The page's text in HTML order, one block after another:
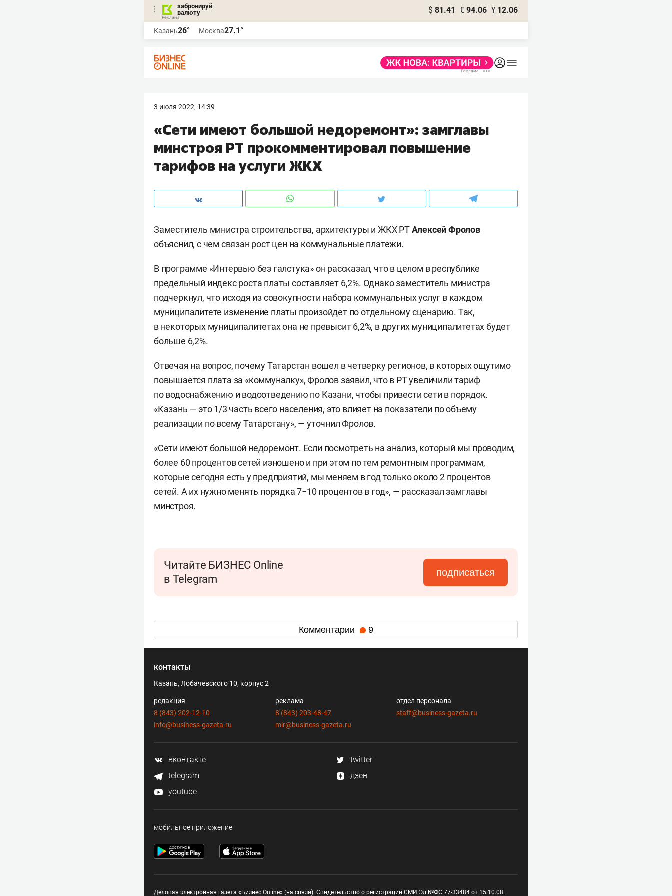
забронируй
валюту
$ 81.41 € 94.06 ¥ 12.06
Казань26° Москва27.1°
3 июля 2022, 14:39
«Сети имеют большой недоремонт»: замглавы
минстроя РТ прокомментировал повышение
тарифов на услуги ЖКХ
Заместитель министра строительства, архитектуры и ЖКХ РТАлексей Фролов
объяснил, с чем связан рост цен на коммунальные платежи.
В программе «Интервью без галстука» он рассказал, что в целом в республике
предельный индекс роста платы составляет 6,2%. Однако заместитель министра
подчеркнул, что исходя из совокупности набора коммунальных услуг в каждом
муниципалитете изменение платы произойдет по отдельному сценарию. Так,
в некоторых муниципалитетах она не превысит 6,2%, в других муниципалитетах будет
больше 6,2%.
Отвечая на вопрос, почему Татарстан вошел в четверку регионов, в которых ощутимо
повышается плата за «коммуналку», Фролов заявил, что в РТ увеличили тариф
по водоснабжению и водоотведению по Казани, чтобы привести сети в порядок.
«Казань — это 1/3 часть всего населения, это влияет на показатели по объему
реализации по всему Татарстану», — уточнил Фролов.
«Сети имеют большой недоремонт. Если посмотреть на анализ, который мы проводим,
более 60 процентов сетей изношено и при этом по тем ремонтным программам,
которые сегодня есть у предприятий, мы меняем в год только около 2 процентов
сетей. А их нужно менять порядка 7−10 процентов в год», — рассказал замглавы
минстроя.
Читайте БИЗНЕС Online
в Telegram
подписаться
Комментарии 9
контакты
Казань, Лобачевского 10, корпус 2
редакция
8 (843) 202-12-10
info@business-gazeta.ru
реклама
8 (843) 203-48-47
mir@business-gazeta.ru
отдел персонала
staff@business-gazeta.ru
вконтакте
twitter
telegram
дзен
youtube
мобильное приложение
Деловая электронная газета «Бизнес Online» (на связи). Свидетельство о регистрации СМИ Эл №ФС 77-33484 от 15.10.08.